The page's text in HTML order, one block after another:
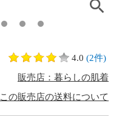
4.0 (2件)
販売店：暮らしの肌着
この販売店の送料について